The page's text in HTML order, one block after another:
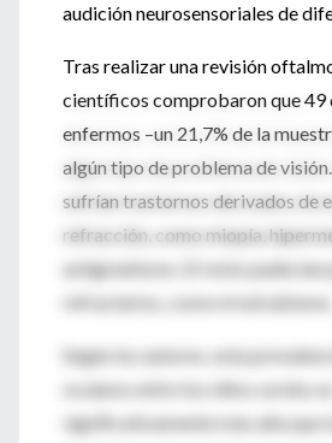
audición neurosensoriales de
Tras realizar una revisión
científicos comprobaron que 49
enfermos –un 21,7% de la
algún tipo de problema de
sufrían trastornos derivados de
refracción, como miopía,
astigmatismo. El resto padecían
refractarios, como el estrabismo.
Según los autores, esta
oculares entre los niños sordos es
significativamente más alta que